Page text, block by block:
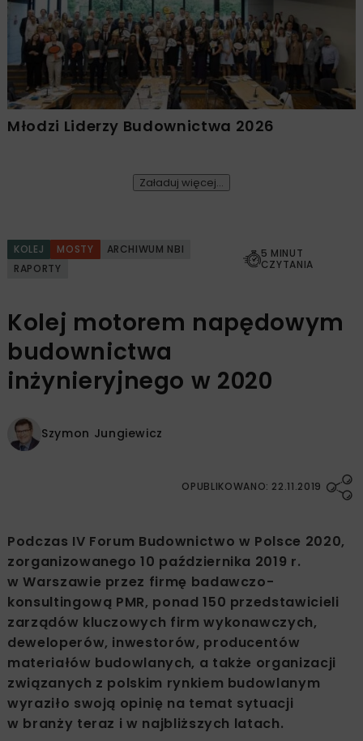
Młodzi Liderzy Budownictwa 2026
Załaduj więcej...
KOLEJ MOSTY
ARCHIWUM NBI
RAPORTY
5 MINUT
CZYTANIA
Kolej motorem napędowym
budownictwa
inżynieryjnego w 2020
Szymon Jungiewicz
OPUBLIKOWANO: 22.11.2019
Podczas IV Forum Budownictwo w Polsce 2020,
zorganizowanego 10 października 2019 r.
w Warszawie przez firmę badawczo-
konsultingową PMR, ponad 150 przedstawicieli
zarządów kluczowych firm wykonawczych,
deweloperów, inwestorów, producentów
materiałów budowlanych, a także organizacji
związanych z polskim rynkiem budowlanym
wyraziło swoją opinię na temat sytuacji
w branży teraz i w najbliższych latach.